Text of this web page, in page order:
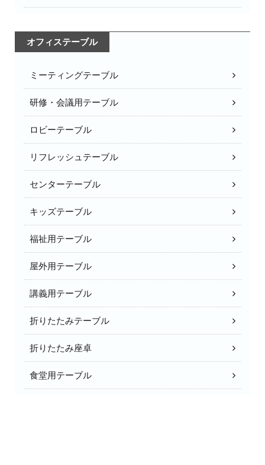
オフィステーブル
ミーティングテーブル
研修・会議用テーブル
ロビーテーブル
リフレッシュテーブル
センターテーブル
キッズテーブル
福祉用テーブル
屋外用テーブル
講義用テーブル
折りたたみテーブル
折りたたみ座卓
食堂用テーブル